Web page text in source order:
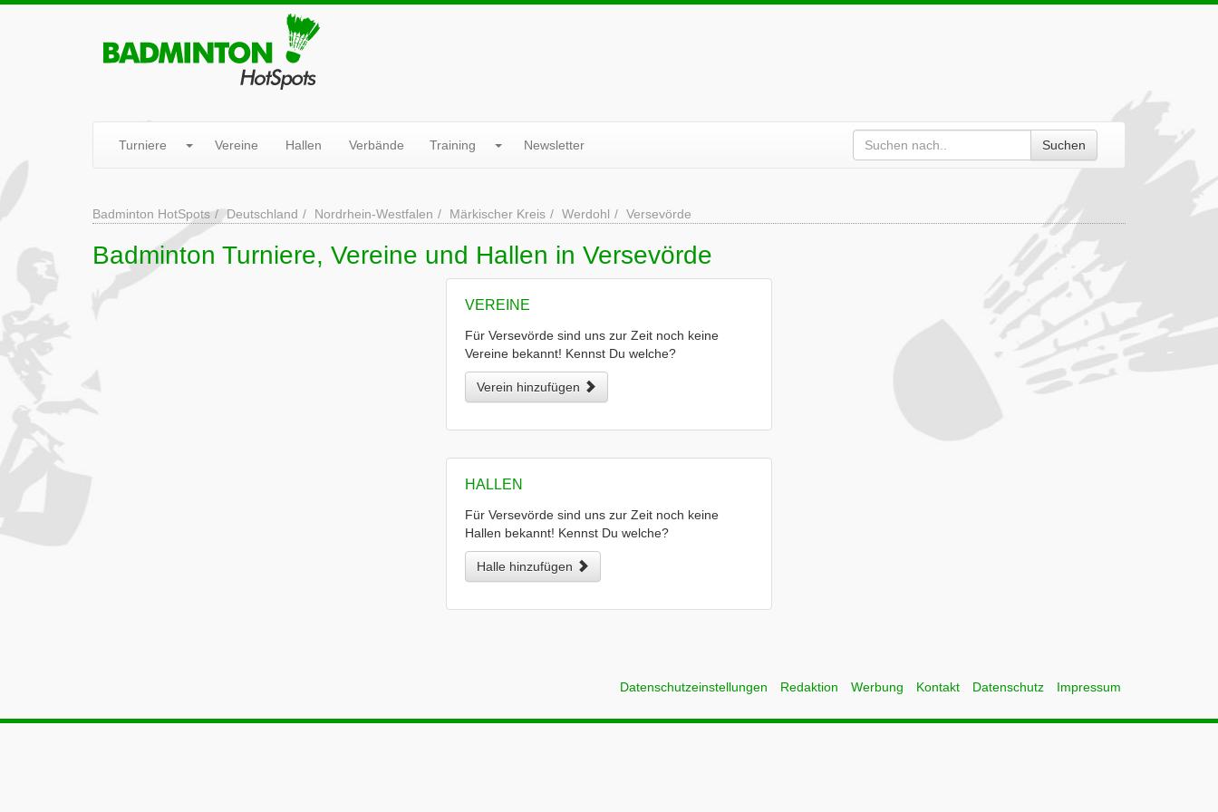
Turniere Vereine Hallen Verbände Training Newsletter Suchen
Badminton HotSpots Deutschland Nordrhein-Westfalen Märkischer Kreis Werdohl Versevörde
Badminton Turniere, Vereine und Hallen in Versevörde
VEREINE
Für Versevörde sind uns zur Zeit noch keine
Vereine bekannt! Kennst Du welche?
Verein hinzufügen
HALLEN
Für Versevörde sind uns zur Zeit noch keine
Hallen bekannt! Kennst Du welche?
Halle hinzufügen
Datenschutzeinstellungen Redaktion Werbung Kontakt Datenschutz Impressum